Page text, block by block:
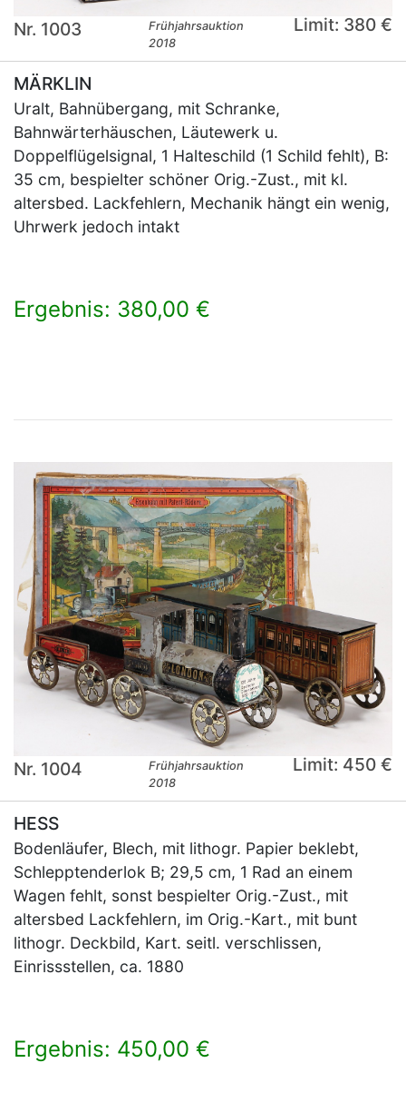
Nr. 1003
Frühjahrsauktion
2018
Limit: 380 €
MÄRKLIN
Uralt, Bahnübergang, mit Schranke,
Bahnwärterhäuschen, Läutewerk u.
Doppelflügelsignal, 1 Halteschild (1 Schild fehlt), B:
35 cm, bespielter schöner Orig.-Zust., mit kl.
altersbed. Lackfehlern, Mechanik hängt ein wenig,
Uhrwerk jedoch intakt
Ergebnis: 380,00 €
Nr. 1004
Frühjahrsauktion
2018
Limit: 450 €
HESS
Bodenläufer, Blech, mit lithogr. Papier beklebt,
Schlepptenderlok B; 29,5 cm, 1 Rad an einem
Wagen fehlt, sonst bespielter Orig.-Zust., mit
altersbed Lackfehlern, im Orig.-Kart., mit bunt
lithogr. Deckbild, Kart. seitl. verschlissen,
Einrissstellen, ca. 1880
Ergebnis: 450,00 €